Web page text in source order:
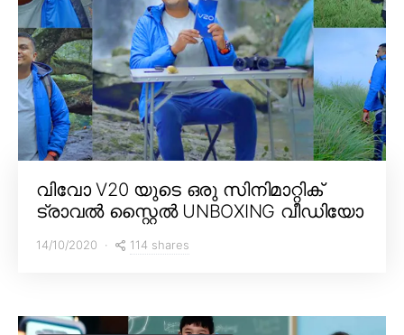
വിവോ V20 യുടെ ഒരു സിനിമാറ്റിക്
ട്രാവൽ സ്റ്റൈൽ UNBOXING വീഡിയോ
14/10/2020 114 shares